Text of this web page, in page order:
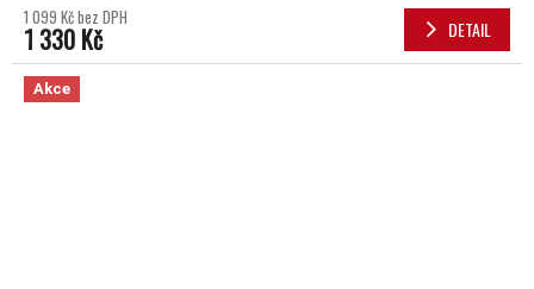
1 099 Kč bez DPH
1 330 Kč DETAIL
Akce